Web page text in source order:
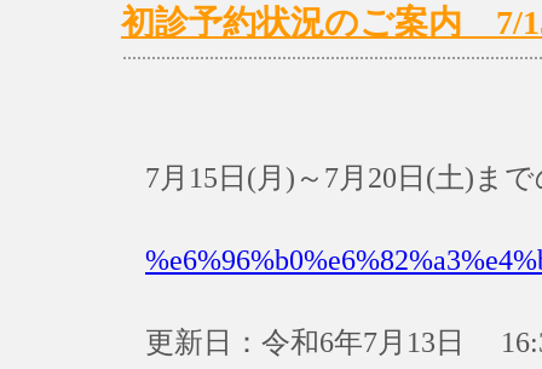
初診予約状況のご案内 7/
7月15日(月)～7月20日(土)ま
更新日：令和6年7月13日